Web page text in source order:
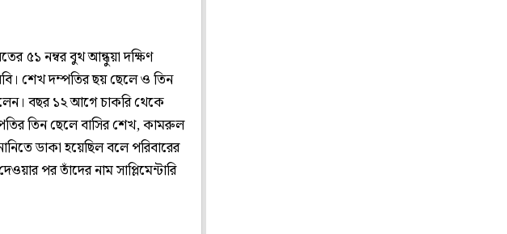
৫১ নম্বর বুথ আন্ধুয়া দক্ষিণ
বিবি। শেখ দম্পতির ছয় ছেলে ও তিন
বছর ১২ আগে চাকরি থেকে
তিন ছেলে বাসির শেখ, কামরুল
ডাকা হয়েছিল বলে পরিবারের
পর তাঁদের নাম সাপ্লিমেন্টারি